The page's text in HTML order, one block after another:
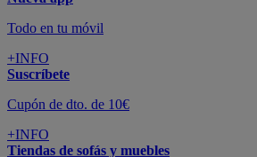
Todo en tu móvil
+INFO
Suscríbete
Cupón de dto. de 10€
+INFO
Tiendas de sofás y muebles